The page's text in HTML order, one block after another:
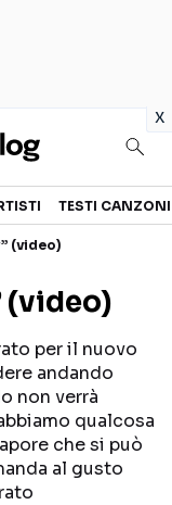
x
EVENTI
SHOW
TESTI CANZONI
(video)
(video)
per il nuovo
andando
non verrà
qualcosa
che si può
al gusto